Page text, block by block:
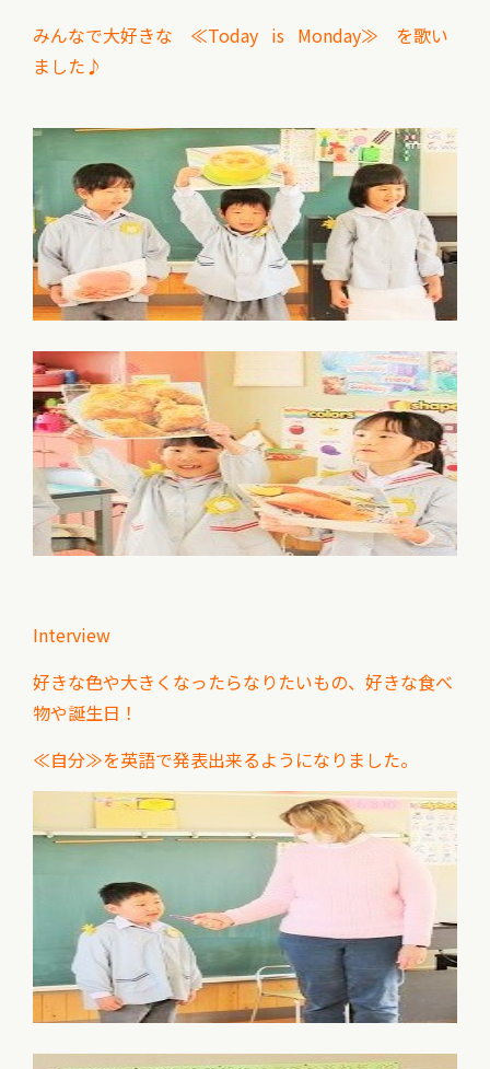
みんなで大好きな ≪Today is Monday≫ を歌い
ました♪
Interview
好きな色や大きくなったらなりたいもの、好きな食べ
物や誕生日！
≪自分≫を英語で発表出来るようになりました。